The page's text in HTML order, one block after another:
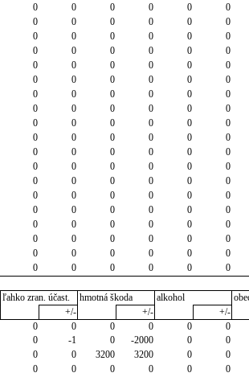
0 0 0 0 0 0
0 0 0 0 0 0
0 0 0 0 0 0
0 0 0 0 0 0
0 0 0 0 0 0
0 0 0 0 0 0
0 0 0 0 0 0
0 0 0 0 0 0
0 0 0 0 0 0
0 0 0 0 0 0
0 0 0 0 0 0
0 0 0 0 0 0
0 0 0 0 0 0
0 0 0 0 0 0
0 0 0 0 0 0
0 0 0 0 0 0
0 0 0 0 0 0
0 0 0 0 0 0
0 0 0 0 0 0
ľahko zran. účast. hmotná škoda alkohol
+/- +/- +/-
0 0 0 0 0 0
0 -1 0 -2000 0 0
0 0 3200 3200 0 0
0 0 0 0 0 0